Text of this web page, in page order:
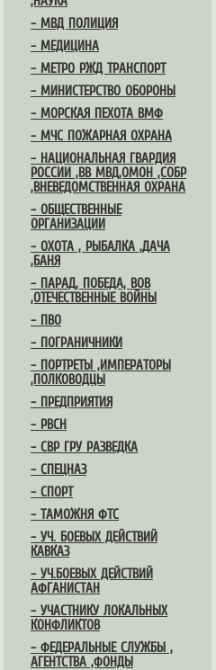
– МВД ПОЛИЦИЯ
– МЕДИЦИНА
– МЕТРО РЖД ТРАНСПОРТ
– МИНИСТЕРСТВО ОБОРОНЫ
– МОРСКАЯ ПЕХОТА ВМФ
– МЧС ПОЖАРНАЯ ОХРАНА
– НАЦИОНАЛЬНАЯ ГВАРДИЯ
РОССИИ ,ВВ МВД,ОМОН ,СОБР
,ВНЕВЕДОМСТВЕННАЯ ОХРАНА
– ОБЩЕСТВЕННЫЕ
ОРГАНИЗАЦИИ
– ОХОТА , РЫБАЛКА ,ДАЧА
,БАНЯ
– ПАРАД, ПОБЕДА, ВОВ
,ОТЕЧЕСТВЕННЫЕ ВОЙНЫ
– ПВО
– ПОГРАНИЧНИКИ
– ПОРТРЕТЫ ,ИМПЕРАТОРЫ
,ПОЛКОВОДЦЫ
– ПРЕДПРИЯТИЯ
– РВСН
– СВР ГРУ РАЗВЕДКА
– СПЕЦНАЗ
– СПОРТ
– ТАМОЖНЯ ФТС
– УЧ. БОЕВЫХ ДЕЙСТВИЙ
КАВКАЗ
– УЧ.БОЕВЫХ ДЕЙСТВИЙ
АФГАНИСТАН
– УЧАСТНИКУ ЛОКАЛЬНЫХ
КОНФЛИКТОВ
– ФЕДЕРАЛЬНЫЕ СЛУЖБЫ ,
АГЕНТСТВА ,ФОНДЫ